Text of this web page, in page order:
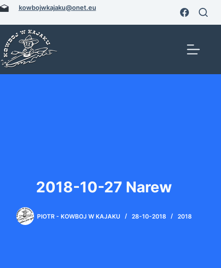
Przejdź
treści
kowbojwkajaku@onet.eu
2018-10-27 Narew
PIOTR - KOWBOJ W KAJAKU 28-10-2018 2018